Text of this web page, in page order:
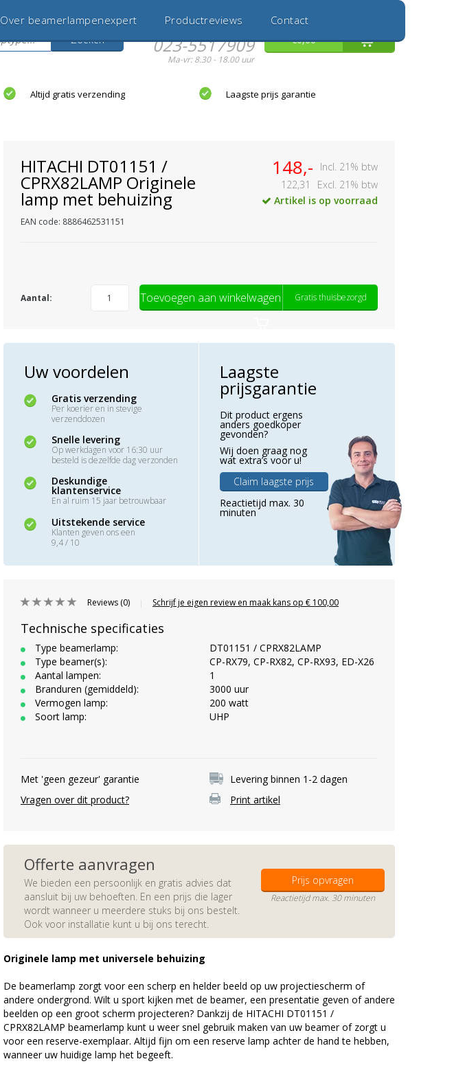
Inloggen
Zoeken
Hulp nodig?
023-5517909
Ma-vr: 8.30 - 18.00 uur
€0,00
Over beamerlampenexpert Productreviews Contact
Altijd gratis verzending Laagste prijs garantie
HITACHI DT01151 /
CPRX82LAMP Originele
lamp met behuizing
EAN code: 8886462531151
148,-
Incl. 21% btw
122,31
Excl. 21% btw
Artikel is op voorraad
Aantal: Toevoegen aan winkelwagen Gratis thuisbezorgd
Uw voordelen
Gratis verzending
Per koerier en in stevige
verzenddozen
Snelle levering
Op werkdagen voor 16:30 uur
besteld is dezelfde dag verzonden
Deskundige
klantenservice
En al ruim 15 jaar betrouwbaar
Uitstekende service
Klanten geven ons een
9,4 / 10
Laagste
prijsgarantie
Dit product ergens
anders goedkoper
gevonden?
Wij doen graag nog
wat extra’s voor u!
Claim laagste prijs
Reactietijd max. 30
minuten
Reviews (0) Schrijf je eigen review en maak kans op € 100,00
Technische specificaties
Type beamerlamp:
DT01151 / CPRX82LAMP
Type beamer(s):
CP-RX79, CP-RX82, CP-RX93, ED-X26
Aantal lampen:
1
Branduren (gemiddeld):
3000 uur
Vermogen lamp:
200 watt
Soort lamp:
UHP
Met 'geen gezeur' garantie
Levering binnen 1-2 dagen
Vragen over dit product?
Print artikel
Offerte aanvragen
We bieden een persoonlijk en gratis advies dat
aansluit bij uw behoeften. En een prijs die lager
wordt wanneer u meerdere stuks bij ons bestelt.
Ook voor installatie kunt u bij ons terecht.
Prijs opvragen
Reactietijd max. 30 minuten
Originele lamp met universele behuizing
De beamerlamp zorgt voor een scherp en helder beeld op uw projectiescherm of
andere ondergrond. Wilt u sport kijken met de beamer, een presentatie geven of andere
beelden op een groot scherm projecteren? Dankzij de HITACHI DT01151 /
CPRX82LAMP beamerlamp kunt u weer snel gebruik maken van uw beamer of zorgt u
voor een reserve-exemplaar. Altijd fijn om een reserve lamp achter de hand te hebben,
wanneer uw huidige lamp het begeeft.